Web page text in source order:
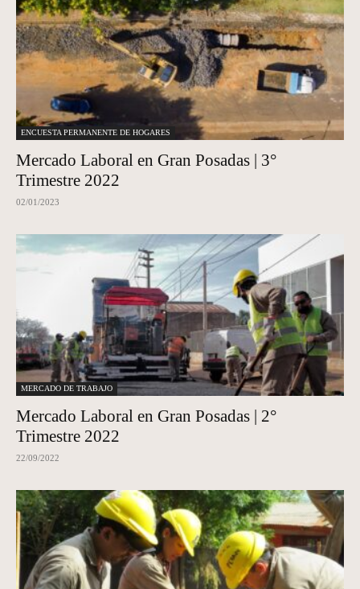
ENCUESTA PERMANENTE DE HOGARES
Mercado Laboral en Gran Posadas | 3°
Trimestre 2022
02/01/2023
MERCADO DE TRABAJO
Mercado Laboral en Gran Posadas | 2°
Trimestre 2022
22/09/2022